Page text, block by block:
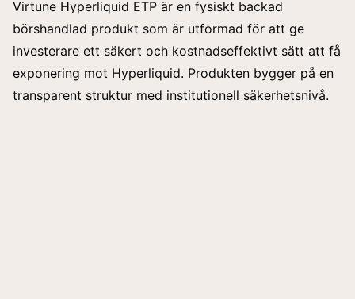
Virtune Hyperliquid ETP är en fysiskt backad
börshandlad produkt som är utformad för att ge
investerare ett säkert och kostnadseffektivt sätt att få
exponering mot Hyperliquid. Produkten bygger på en
transparent struktur med institutionell säkerhetsnivå.